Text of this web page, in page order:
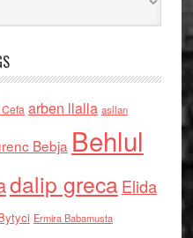
arben llalla asllan
Bebja Behlul
dalip grecaElida
Ermira Babamusta